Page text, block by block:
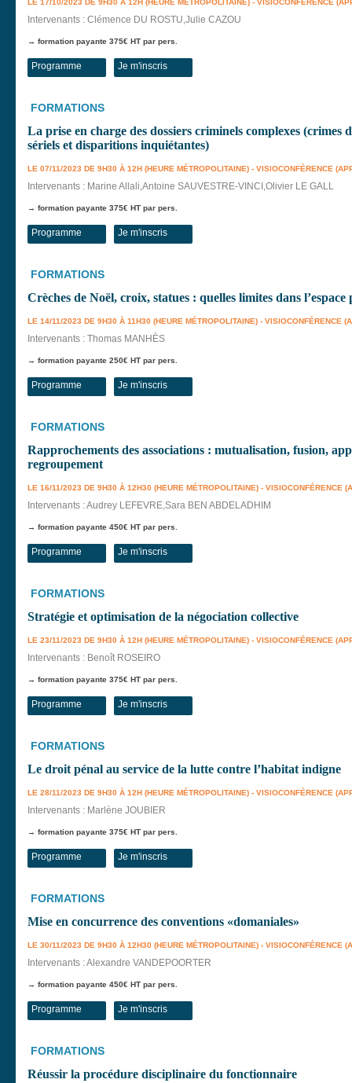
LE 17/10/2023 DE 9H30 À 12H (HEURE MÉTROPOLITAINE) - VISIOCONFÉRENCE
Intervenants : Clémence DU ROSTU,Julie CAZOU
→ formation payante 375€ HT par pers.
Programme Je m'inscris
FORMATIONS
La prise en charge des dossiers criminels complexes (crimes
sériels et disparitions inquiétantes)
LE 07/11/2023 DE 9H30 À 12H (HEURE MÉTROPOLITAINE) - VISIOCONFÉRENCE
Intervenants : Marine Allali,Antoine SAUVESTRE-VINCI,Olivier LE GALL
→ formation payante 375€ HT par pers.
Programme Je m'inscris
FORMATIONS
Crèches de Noël, croix, statues : quelles limites dans l’espace
LE 14/11/2023 DE 9H30 À 11H30 (HEURE MÉTROPOLITAINE) - VISIOCONFÉRENCE
Intervenants : Thomas MANHÈS
→ formation payante 250€ HT par pers.
Programme Je m'inscris
FORMATIONS
Rapprochements des associations : mutualisation, fusion,
regroupement
LE 16/11/2023 DE 9H30 À 12H30 (HEURE MÉTROPOLITAINE) - VISIOCONFÉRENCE
Intervenants : Audrey LEFEVRE,Sara BEN ABDELADHIM
→ formation payante 450€ HT par pers.
Programme Je m'inscris
FORMATIONS
Stratégie et optimisation de la négociation collective
LE 23/11/2023 DE 9H30 À 12H (HEURE MÉTROPOLITAINE) - VISIOCONFÉRENCE
Intervenants : Benoît ROSEIRO
→ formation payante 375€ HT par pers.
Programme Je m'inscris
FORMATIONS
Le droit pénal au service de la lutte contre l’habitat indigne
LE 28/11/2023 DE 9H30 À 12H (HEURE MÉTROPOLITAINE) - VISIOCONFÉRENCE
Intervenants : Marlène JOUBIER
→ formation payante 375€ HT par pers.
Programme Je m'inscris
FORMATIONS
Mise en concurrence des conventions «domaniales»
LE 30/11/2023 DE 9H30 À 12H30 (HEURE MÉTROPOLITAINE) - VISIOCONFÉRENCE
Intervenants : Alexandre VANDEPOORTER
→ formation payante 450€ HT par pers.
Programme Je m'inscris
FORMATIONS
Réussir la procédure disciplinaire du fonctionnaire